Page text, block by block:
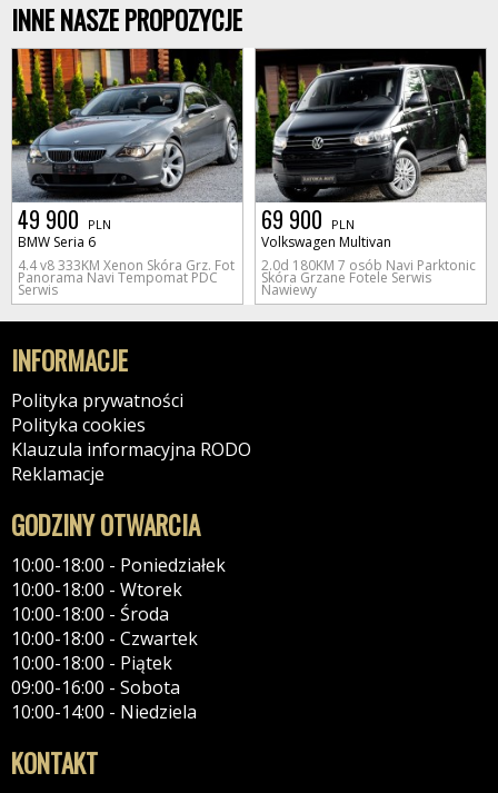
INNE NASZE PROPOZYCJE
49 900 PLN
BMW Seria 6
4.4 v8 333KM Xenon Skóra Grz. Fot
Panorama Navi Tempomat PDC
Serwis
69 900 PLN
Volkswagen Multivan
2.0d 180KM 7 osób Navi Parktonic
Skóra Grzane Fotele Serwis
Nawiewy
INFORMACJE
Polityka prywatności
Polityka cookies
Klauzula informacyjna RODO
Reklamacje
GODZINY OTWARCIA
10:00-18:00 - Poniedziałek
10:00-18:00 - Wtorek
10:00-18:00 - Środa
10:00-18:00 - Czwartek
10:00-18:00 - Piątek
09:00-16:00 - Sobota
10:00-14:00 - Niedziela
KONTAKT